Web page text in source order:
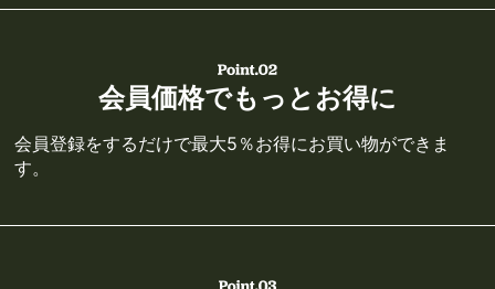
会員価格でもっとお得に
会員登録をするだけで最大5％お得にお買い物ができま
す。